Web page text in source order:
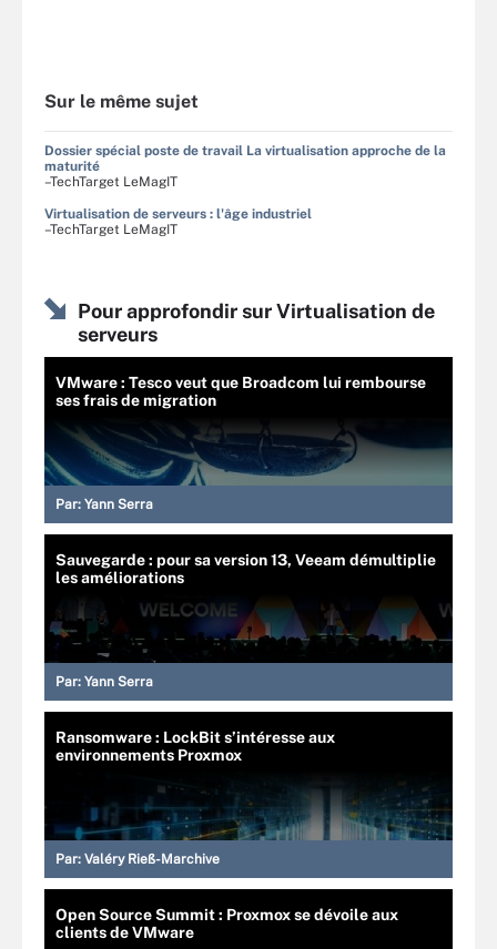
Sur le même sujet
Dossier spécial poste de travail La virtualisation approche de la
maturité
–TechTarget LeMagIT
Virtualisation de serveurs : l'âge industriel
–TechTarget LeMagIT
Pour approfondir sur Virtualisation de
serveurs
VMware : Tesco veut que Broadcom lui rembourse
ses frais de migration
Par: Yann Serra
Sauvegarde : pour sa version 13, Veeam démultiplie
les améliorations
Par: Yann Serra
Ransomware : LockBit s’intéresse aux
environnements Proxmox
Par: Valéry Rieß-Marchive
Open Source Summit : Proxmox se dévoile aux
clients de VMware